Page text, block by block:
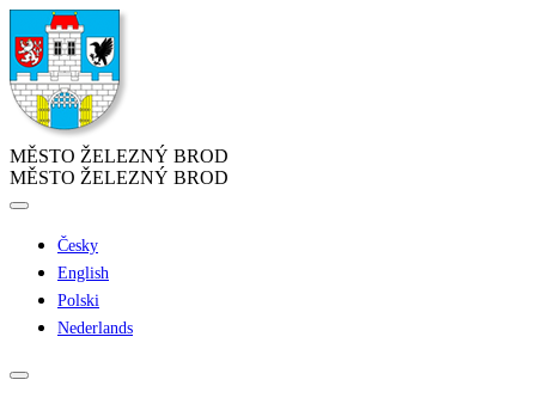
MĚSTO ŽELEZNÝ BROD
MĚSTO ŽELEZNÝ BROD
Česky
English
Polski
Nederlands